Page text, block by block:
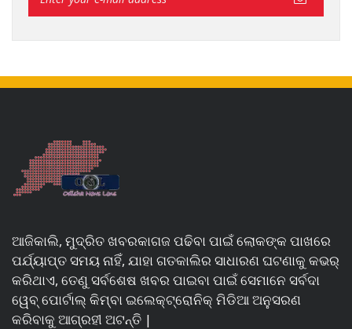
ଆଜିକାଲି, ମୁଦ୍ରିତ ଖବରକାଗଜ ପଢିବା ପାଇଁ ଲୋକଙ୍କ ପାଖରେ
ପର୍ଯ୍ୟାପ୍ତ ସମୟ ନାହିଁ, ଯାହା ଗତକାଲିର ସାଧାରଣ ଘଟଣାକୁ କଭର୍
କରିଥାଏ, ତେଣୁ ସର୍ବଶେଷ ଖବର ପାଇବା ପାଇଁ ସେମାନେ ସର୍ବଦା
ୱେବ୍ ପୋର୍ଟାଲ୍ କିମ୍ବା ଇଲେକ୍ଟ୍ରୋନିକ୍ ମିଡିଆ ଅନୁସରଣ
କରିବାକୁ ଆଗ୍ରହୀ ଅଟନ୍ତି |